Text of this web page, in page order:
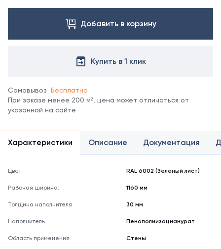
цвета
в
цветов
цвета
на
мониторе
не
полностью
Добавить в корзину
Купить в 1 клик
Самовывоз Бесплатно
При заказе менее 200 м², цена может отличаться от
указанной на сайте
Характеристики Описание Документация
Цвет RAL 6002 (Зеленый лист)
Рабочая ширина: 1160 мм
Толщина наполнителя 30 мм
Наполнитель Пенополиизоцианурат
Область применения Стены